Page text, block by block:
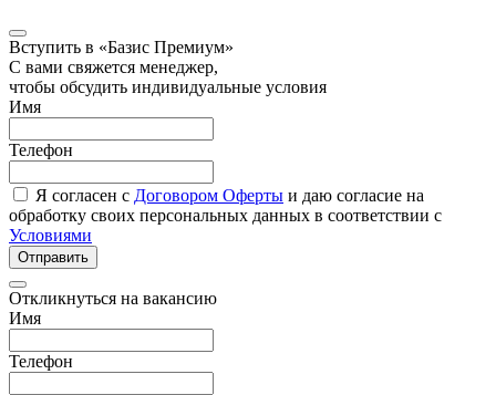
Вступить в «Базис Премиум»
С вами свяжется менеджер,
чтобы обсудить индивидуальные условия
Имя
Телефон
Я согласен с Договором Оферты и даю согласие на
обработку своих персональных данных в соответствии с
Условиями
Отправить
Откликнуться на вакансию
Имя
Телефон